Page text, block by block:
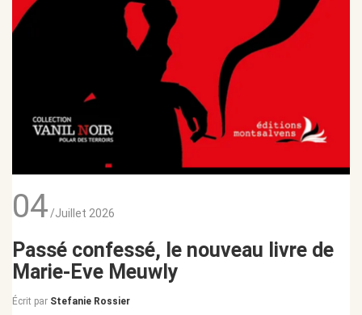
04 /Juillet 2026
Passé confessé, le nouveau livre de
Marie-Eve Meuwly
Écrit par Stefanie Rossier